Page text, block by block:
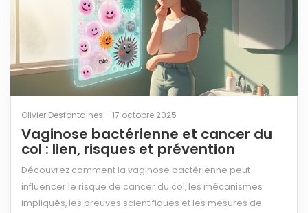
Olivier Desfontaines - 17 octobre 2025
Vaginose bactérienne et cancer du
col : lien, risques et prévention
Découvrez comment la vaginose bactérienne peut
influencer le risque de cancer du col, les mécanismes
impliqués, les preuves scientifiques et les mesures de